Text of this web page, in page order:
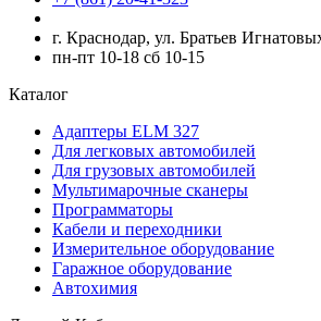
г. Краснодар, ул. Братьев
пн-пт 10-18 сб 10-15
Каталог
Адаптеры ELM 327
Для легковых автомобилей
Для грузовых автомобилей
Мультимарочные сканеры
Программаторы
Кабели и переходники
Измерительное оборудование
Гаражное оборудование
Автохимия